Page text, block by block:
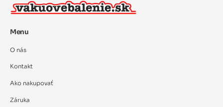
Menu
O nás
Kontakt
Ako nakupovať
Záruka